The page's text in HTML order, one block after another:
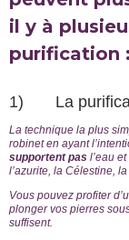
il y à
purification :
1) La
La technique la plus
robinet en ayant
supportent pas l’eau
l’azurite, la Célestine,
Vous pouvez profiter
plonger vos pierres
suffisent.